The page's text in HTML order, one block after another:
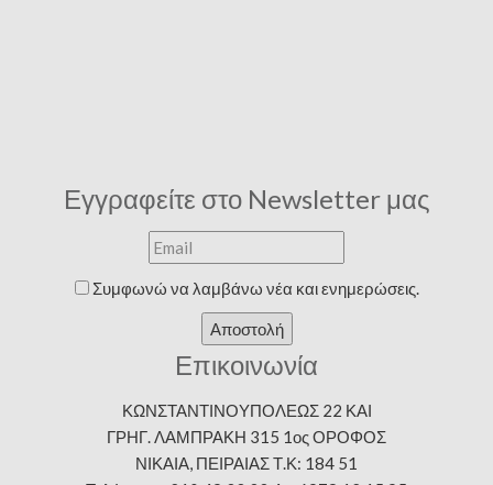
Εγγραφείτε στο Newsletter μας
Συμφωνώ να λαμβάνω νέα και ενημερώσεις.
Αποστολή
Επικοινωνία
ΚΩΝΣΤΑΝΤΙΝΟΥΠΟΛΕΩΣ 22 ΚΑΙ
ΓΡΗΓ. ΛΑΜΠΡΑΚΗ 315 1ος ΟΡΟΦΟΣ
ΝΙΚΑΙΑ, ΠΕΙΡΑΙΑΣ Τ.Κ: 184 51